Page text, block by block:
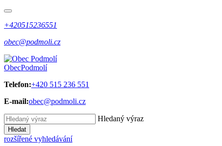
+420515236551
obec@podmoli.cz
ObecPodmolí
Telefon:+420 515 236 551
E-mail:obec@podmoli.cz
Hledaný výraz
Hledat
rozšířené vyhledávání